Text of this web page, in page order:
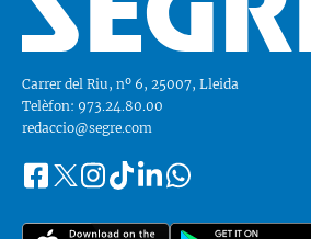
Carrer del Riu, nº 6, 25007, Lleida
Telèfon: 973.24.80.00
redaccio@segre.com
Segueix-
a::
FacebookInstagram
TiktokLinkedinWhatsapp